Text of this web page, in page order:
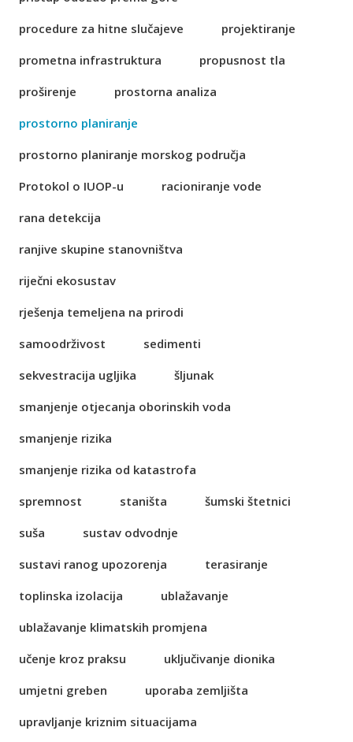
procedure za hitne slučajeve
projektiranje
prometna infrastruktura
propusnost tla
proširenje
prostorna analiza
prostorno planiranje
prostorno planiranje morskog područja
Protokol o IUOP-u
racioniranje vode
rana detekcija
ranjive skupine stanovništva
riječni ekosustav
rješenja temeljena na prirodi
samoodrživost
sedimenti
sekvestracija ugljika
šljunak
smanjenje otjecanja oborinskih voda
smanjenje rizika
smanjenje rizika od katastrofa
spremnost
staništa
šumski štetnici
suša
sustav odvodnje
sustavi ranog upozorenja
terasiranje
toplinska izolacija
ublažavanje
ublažavanje klimatskih promjena
učenje kroz praksu
uključivanje dionika
umjetni greben
uporaba zemljišta
upravljanje kriznim situacijama